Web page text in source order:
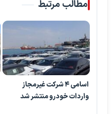
مطالب مرتبط
اسامی 4 شرکت غیرمجاز
واردات خودرو منتشر شد